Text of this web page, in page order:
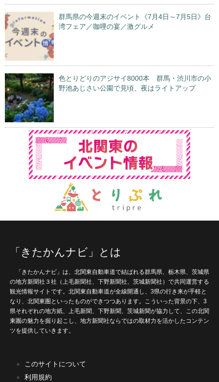
群馬県の今週末のイベント《7月4日～7月5日》台
湾フェア／咖哩の宴／激グルメ
色とりどりのアジサイ8000本 群馬・渋川市の小
野池あじさい公園で見頃、夜はライトアップ
「きたかんナビ」とは
「きたかんナビ」は、北関東自動車道で結ばれる群馬県、栃木県、茨城県
の地方新聞社３社（上毛新聞社、下野新聞社、茨城新聞社）で共同運営する
観光情報サイトです。北関東自動車道が全線開通し、3県の行き来が手軽と
なり、北関東圏といったものができつつあります。こういった背景の下、3
県それぞれの地方紙、上毛新聞、下野新聞、茨城新聞が協力して、この北関
東圏の魅力を掘り起こし、地方新聞社ならではの取材力を活かしたコンテン
ツを提供していきます。
このサイトについて
利用規約